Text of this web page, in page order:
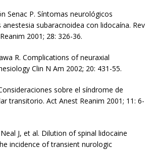
Senac P. Síntomas neurológicos
subaracnoidea con lidocaína. Rev
2001; 28: 326-36.
R. Complications of neuraxial
Clin N Am 2002; 20: 431-55.
sobre el síndrome de
transitorio. Act Anest Reanim 2001; 11: 6-
J, et al. Dilution of spinal lidocaine
incidence of transient nurologic